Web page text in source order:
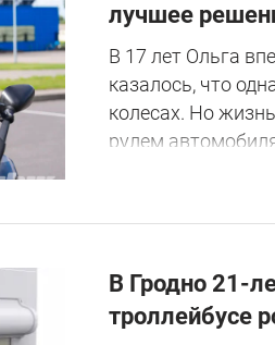
лучшее
В 17 лет Ольга
казалось, что
колесах. Но
рулем
В Гродно 21-
троллейбусе